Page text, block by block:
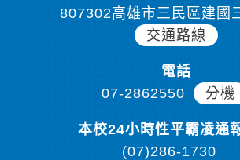
807302高雄市三民區建國
交通路線
電話
07-2862550
分機
本校24小時性平霸凌通
(07)286-1730